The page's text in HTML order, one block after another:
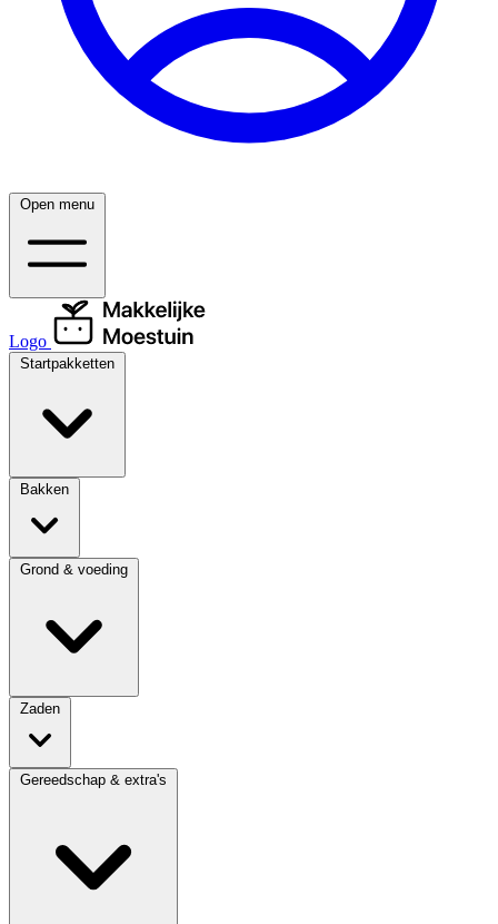
Open menu
Logo
Startpakketten
Bakken
Grond & voeding
Zaden
Gereedschap & extra's